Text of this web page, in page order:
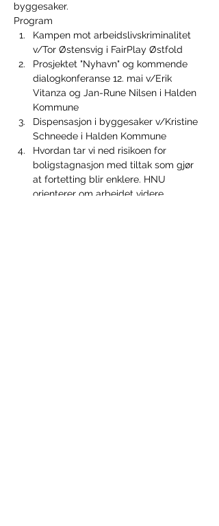
byggesaker.
Program
Kampen mot arbeidslivskriminalitet
v/Tor Østensvig i FairPlay Østfold
Prosjektet "Nyhavn" og kommende
dialogkonferanse 12. mai v/Erik
Vitanza og Jan-Rune Nilsen i Halden
Kommune
Dispensasjon i byggesaker v/Kristine
Schneede i Halden Kommune
Hvordan tar vi ned risikoen for
boligstagnasjon med tiltak som gjør
at fortetting blir enklere. HNU
orienterer om arbeidet videre.